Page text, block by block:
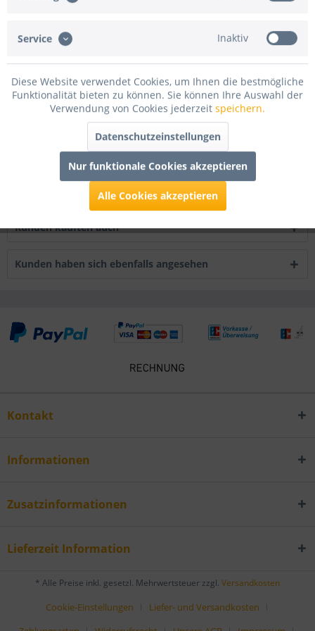
Beschreibung
30 Meter Molton , 130cm breit, ca. 160g/m², Preis pro Ballen
Flammenhemmend...mehr
Bewertungen
11
Bewertungen lesen, schreiben und diskutieren...
Infos zum Hersteller
Folgende Infos zum Hersteller sind verfübar......
Kunden kauften auch
Kunden haben sich ebenfalls angesehen
Kontakt
Informationen
Zusatzinformationen
Lieferzeit Information
* Alle Preise inkl. gesetzl. Mehrwertsteuer zzgl. Versandkosten
Cookie-Einstellungen
Liefer- und Versandkosten
Service Inaktiv
Diese Website verwendet Cookies, um Ihnen die bestmögliche
Funktionalität bieten zu können. Sie können Ihre Auswahl der
Verwendung von Cookies jederzeit speichern.
Datenschutzeinstellungen
Nur funktionale Cookies akzeptieren
Alle Cookies akzeptieren